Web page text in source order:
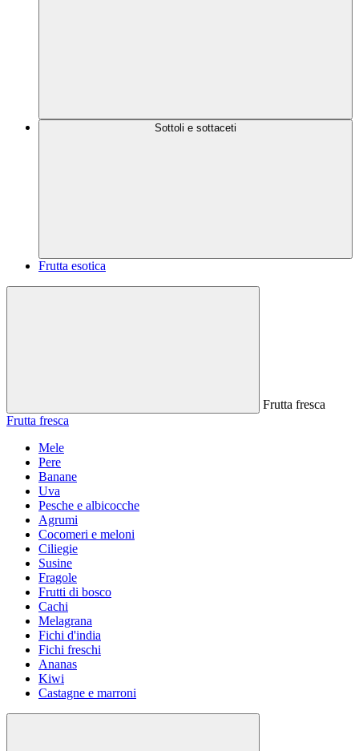
Sottoli e sottaceti
Frutta esotica
Frutta fresca
Frutta fresca
Mele
Pere
Banane
Uva
Pesche e albicocche
Agrumi
Cocomeri e meloni
Ciliegie
Susine
Fragole
Frutti di bosco
Cachi
Melagrana
Fichi d'india
Fichi freschi
Ananas
Kiwi
Castagne e marroni